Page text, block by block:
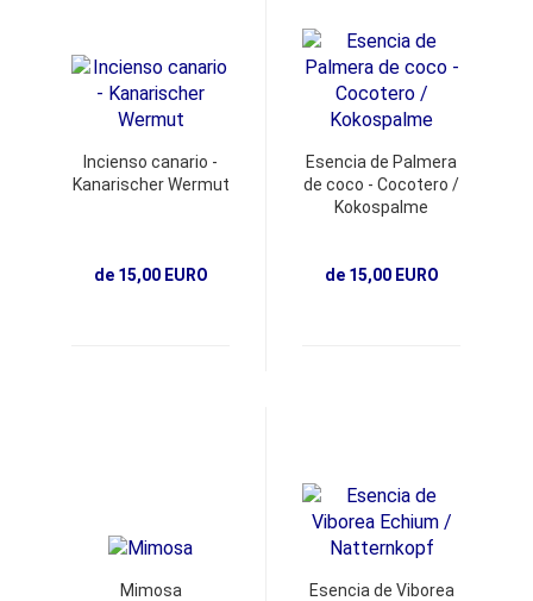
Incienso canario -
Kanarischer Wermut
de 15,00 EURO
Esencia de Palmera
de coco - Cocotero /
Kokospalme
de 15,00 EURO
Mimosa
Esencia de Viborea